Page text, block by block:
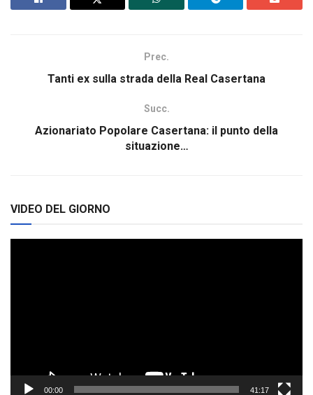
Prec.
Tanti ex sulla strada della Real Casertana
Succ.
Azionariato Popolare Casertana: il punto della
situazione…
VIDEO DEL GIORNO
00:00 41:17